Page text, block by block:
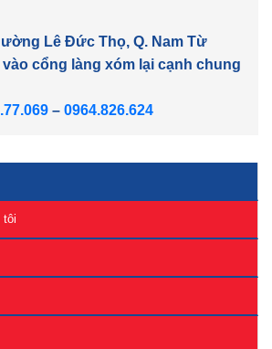
Lê Đức Thọ, Q. Nam Từ
vào cổng làng xóm lại cạnh chung
– 0964.826.624
tôi